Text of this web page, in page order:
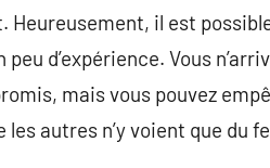
il est
d’expérience. Vous
mais vous pouvez
autres n’y voient que du